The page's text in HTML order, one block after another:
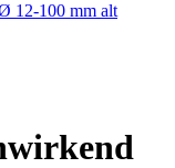
12-100 mm alt